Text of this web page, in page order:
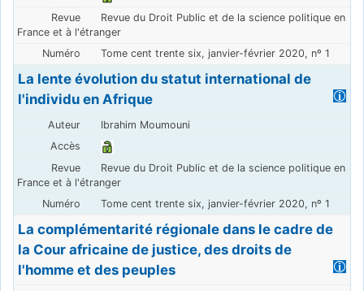
Revue du Droit Public et de la science politique en
France et à l'étranger
Tome cent trente six, janvier-février 2020, nº 1
La lente évolution du statut international de
l'individu en Afrique
Ibrahim Moumouni
Revue du Droit Public et de la science politique en
France et à l'étranger
Tome cent trente six, janvier-février 2020, nº 1
La complémentarité régionale dans le cadre de
la Cour africaine de justice, des droits de
l'homme et des peuples